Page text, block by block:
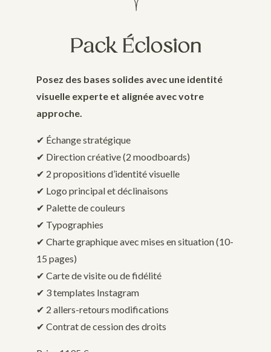
Pack Éclosion
Posez des bases solides avec une identité
visuelle experte et alignée avec votre
approche.
✔︎ Échange stratégique
✔︎ Direction créative (2 moodboards)
✔︎ 2 propositions d’identité visuelle
✔︎ Logo principal et déclinaisons
✔︎ Palette de couleurs
✔︎ Typographies
✔︎ Charte graphique avec mises en situation (10-
15 pages)
✔︎ Carte de visite ou de fidélité
✔︎ 3 templates Instagram
✔︎ 2 allers-retours modifications
✔ Contrat de cession des droits